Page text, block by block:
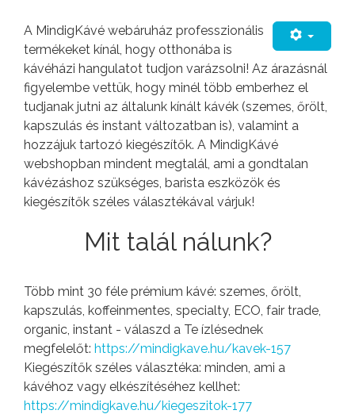
A MindigKávé webáruház professzionális
termékeket kínál, hogy otthonába is
kávéházi hangulatot tudjon varázsolni! Az árazásnál
figyelembe vettük, hogy minél több emberhez el
tudjanak jutni az általunk kínált kávék (szemes, őrölt,
kapszulás és instant változatban is), valamint a
hozzájuk tartozó kiegészítők. A MindigKávé
webshopban mindent megtalál, ami a gondtalan
kávézáshoz szükséges, barista eszközök és
kiegészítők széles választékával várjuk!
Mit talál nálunk?
Több mint 30 féle prémium kávé: szemes, őrölt,
kapszulás, koffeinmentes, specialty, ECO, fair trade,
organic, instant - válaszd a Te ízlésednek
megfelelőt: https://mindigkave.hu/kavek-157
Kiegészítők széles választéka: minden, ami a
kávéhoz vagy elkészítéséhez kellhet:
https://mindigkave.hu/kiegeszitok-177